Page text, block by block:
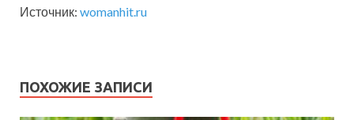
Источник: womanhit.ru
ПОХОЖИЕ ЗАПИСИ